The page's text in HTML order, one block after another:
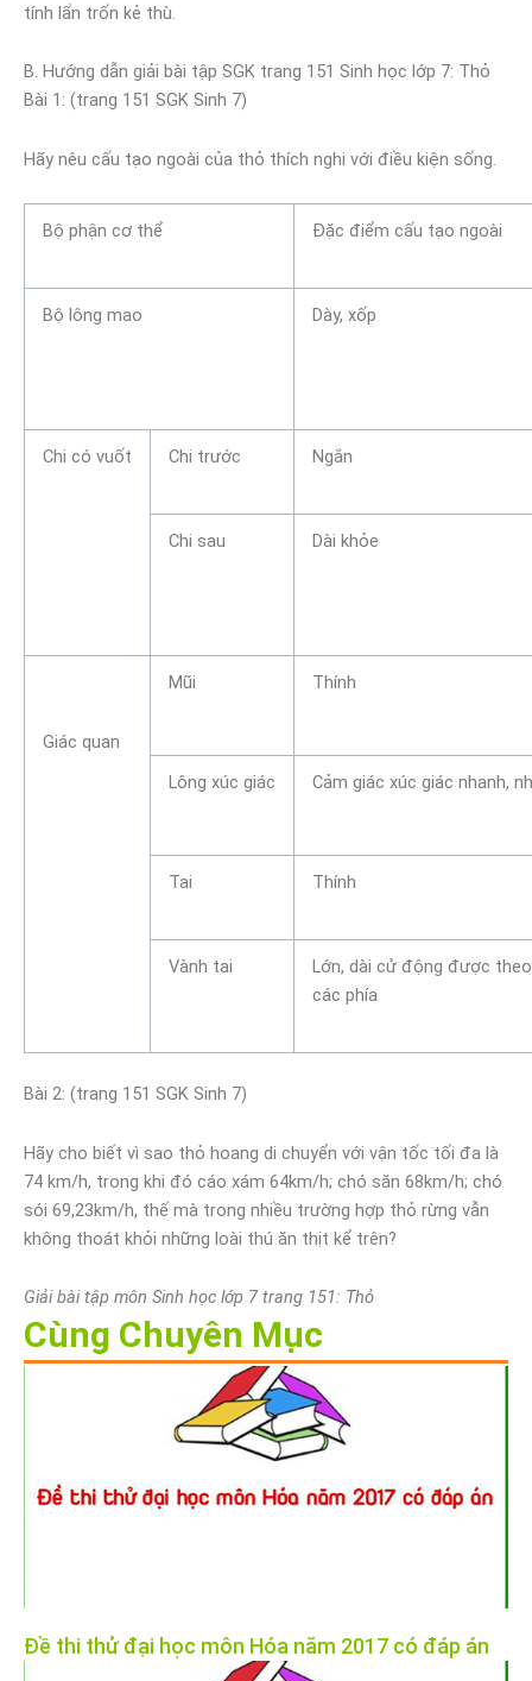
tính lẩn trốn kẻ thù.
B. Hướng dẫn giải bài tập SGK trang 151 Sinh học lớp 7: Thỏ
Bài 1: (trang 151 SGK Sinh 7)
Hãy nêu cấu tạo ngoài của thỏ thích nghi với điều kiện sống.
Bộ phận cơ thể Đặc điểm cấu tạo ngoài
Bộ lông mao Dày, xốp
Chi có vuốt Chi trước Ngắn
Chi sau Dài khỏe
Giác quan
Mũi Thính
Lông xúc giác Cảm giác xúc giác nhanh,
Tai Thính
Vành tai
Lớn, dài cử động được theo
các phía
Bài 2: (trang 151 SGK Sinh 7)
Hãy cho biết vì sao thỏ hoang di chuyển với vận tốc tối đa là
74 km/h, trong khi đó cáo xám 64km/h; chó săn 68km/h; chó
sói 69,23km/h, thế mà trong nhiều trường hợp thỏ rừng vẫn
không thoát khỏi những loài thú ăn thịt kể trên?
Giải bài tập môn Sinh học lớp 7 trang 151: Thỏ
Cùng Chuyên Mục
Đề thi thử đại học môn Hóa năm 2017 có đáp án